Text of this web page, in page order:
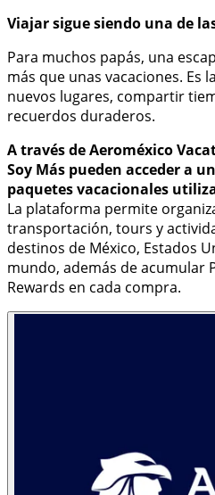
Viajar sigue siendo una de
Para muchos papás, una
más que unas vacaciones.
nuevos lugares, compartir
recuerdos duraderos.
A través de Aeroméxico
Soy Más pueden acceder a
paquetes vacacionales
La plataforma permite
transportación, tours y
destinos de México, Estados
mundo, además de acumular
Rewards en cada compra.